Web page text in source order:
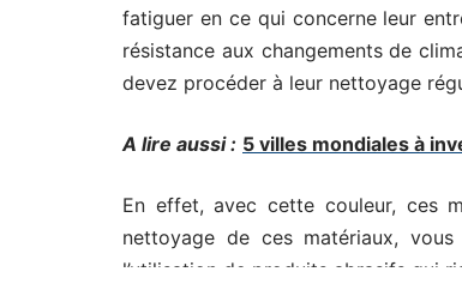
fatiguer en ce qui concerne leur
résistance aux changements de
devez procéder à leur nettoyage
A lire aussi : 5 villes mondiales à
En effet, avec cette couleur, ces
nettoyage de ces matériaux,
l’utilisation de produits abrasifs qui